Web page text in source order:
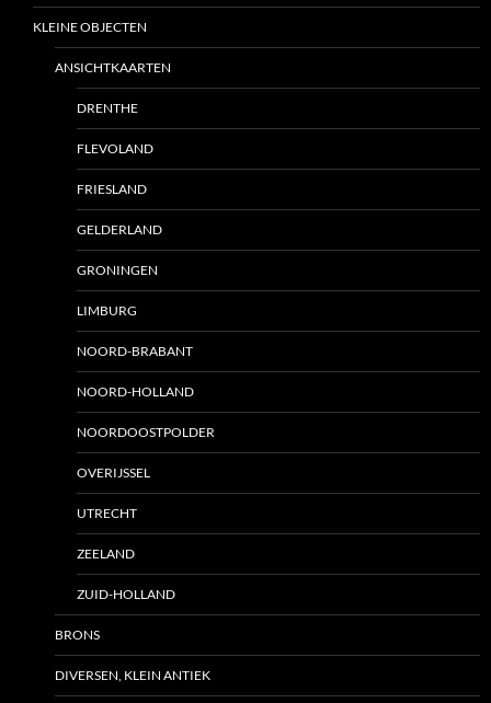
KLEINE OBJECTEN
ANSICHTKAARTEN
DRENTHE
FLEVOLAND
FRIESLAND
GELDERLAND
GRONINGEN
LIMBURG
NOORD-BRABANT
NOORD-HOLLAND
NOORDOOSTPOLDER
OVERIJSSEL
UTRECHT
ZEELAND
ZUID-HOLLAND
BRONS
DIVERSEN, KLEIN ANTIEK